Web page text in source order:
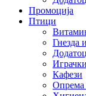
Промоција
Птици
Гнезда
Кафези
Опрема